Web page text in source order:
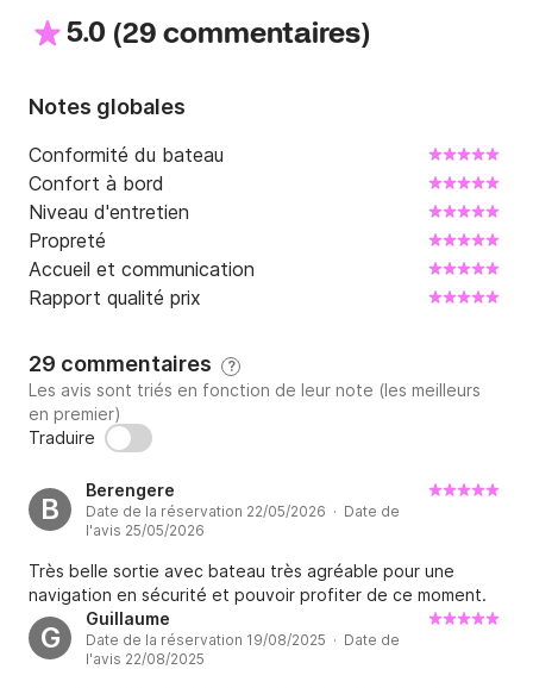
5.0 (29 commentaires)
Notes globales
Conformité du bateau
Confort à bord
Niveau d'entretien
Propreté
Accueil et communication
Rapport qualité prix
29 commentaires ?
Les avis sont triés en fonction de leur note (les meilleurs
en premier)
Traduire
B
Berengere
Date de la réservation 22/05/2026 · Date de
l'avis 25/05/2026
Très belle sortie avec bateau très agréable pour une
navigation en sécurité et pouvoir profiter de ce moment.
G
Guillaume
Date de la réservation 19/08/2025 · Date de
l'avis 22/08/2025